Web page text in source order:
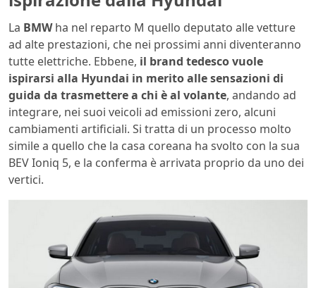
La BMWha nel reparto M quello deputato alle vetture
ad alte prestazioni, che nei prossimi anni diventeranno
tutte elettriche. Ebbene, il brand tedesco vuole
ispirarsi alla Hyundai in merito alle sensazioni di
guida da trasmettere a chi è al volante, andando ad
integrare, nei suoi veicoli ad emissioni zero, alcuni
cambiamenti artificiali. Si tratta di un processo molto
simile a quello che la casa coreana ha svolto con la sua
BEV Ioniq 5, e la conferma è arrivata proprio da uno dei
vertici.